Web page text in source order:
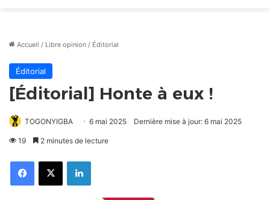
Accueil / Libre opinion / Éditorial
Éditorial
[Éditorial] Honte à eux !
TOGONYIGBA 6 mai 2025 Dernière mise à jour: 6 mai 2025
19 2 minutes de lecture
FacebookX Linkedin